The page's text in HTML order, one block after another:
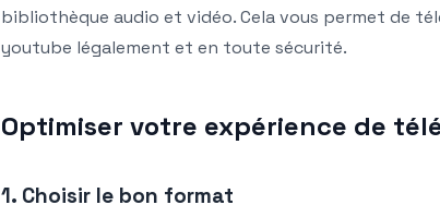
bibliothèque audio et vidéo. Cela vous permet de
youtube légalement et en toute sécurité.
Optimiser votre expérience de
1. Choisir le bon format